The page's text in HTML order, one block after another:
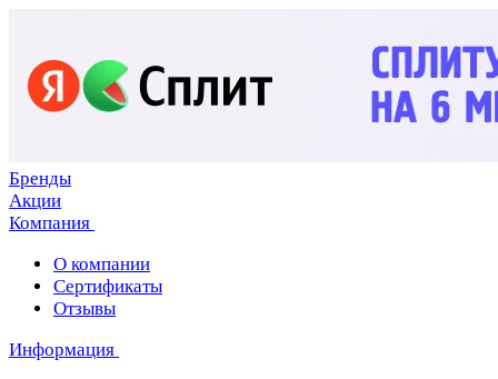
Бренды
Акции
Компания
О компании
Сертификаты
Отзывы
Информация